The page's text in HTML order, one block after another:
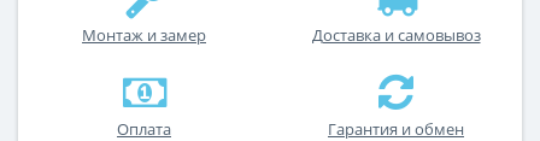
Монтаж и замер Доставка и самовывоз
Оплата Гарантия и обмен